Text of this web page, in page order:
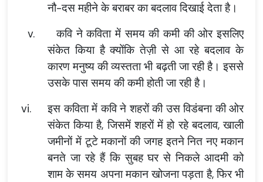
नौ-दस महीने के बराबर का बदलाव दिखाई देता है।
v.
कवि ने कविता में समय की कमी की ओर इसलिए
संकेत किया है क्योंकि तेज़ी से आ रहे बदलाव के
कारण मनुष्य की व्यस्तता भी बढ़ती जा रही है। इससे
उसके पास समय की कमी होती जा रही है।
vi.
इस कविता में कवि ने शहरों की उस विडंबना की ओर
संकेत किया है, जिसमें शहरों में हो रहे बदलाव, खाली
जमीनों में टूटे मकानों की जगह इतने नित नए मकान
बनते जा रहे हैं कि सुबह घर से निकले आदमी को
शाम के समय अपना मकान खोजना पड़ता है, फिर भी